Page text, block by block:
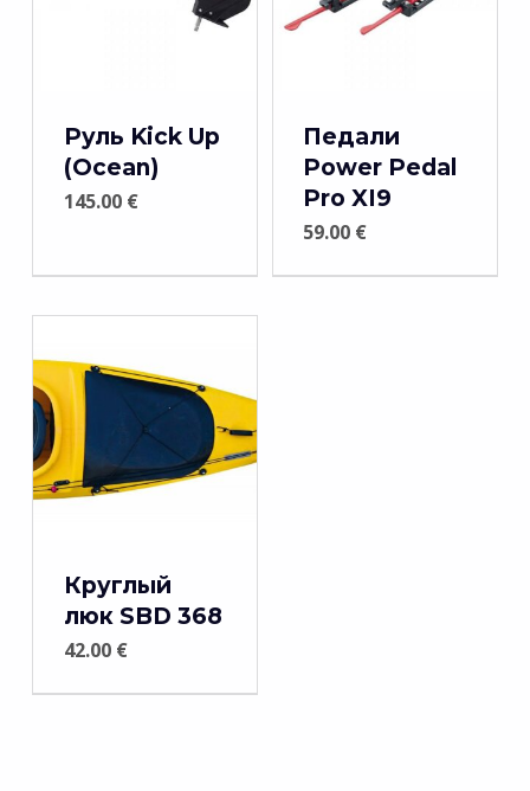
Руль Kick Up
(Ocean)
145.00 €
Педали
Power Pedal
Pro XI9
59.00 €
Круглый
люк SBD 368
42.00 €